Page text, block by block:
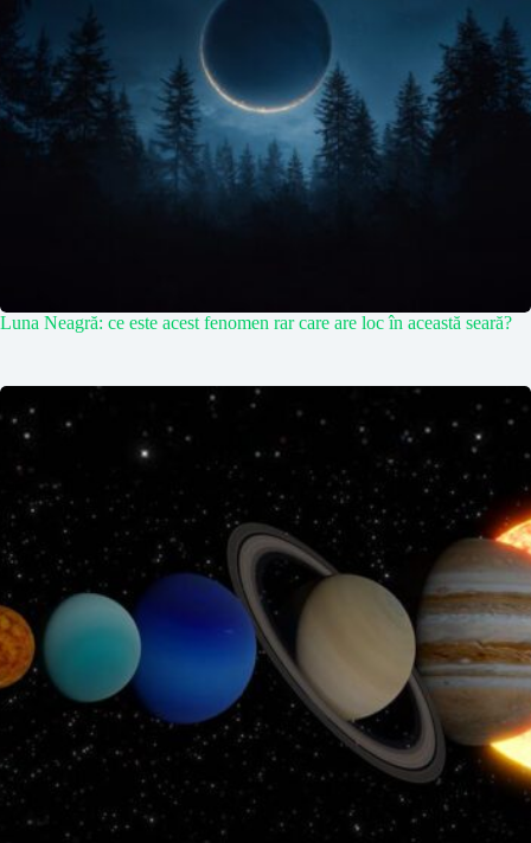
Luna Neagră: ce este acest fenomen rar care are loc în această seară?